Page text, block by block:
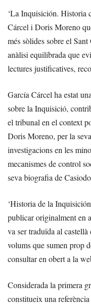
‘La Inquisición. Historia
Cárcel i Doris Moreno
més sòlides sobre el
anàlisi equilibrada que
lectures justificatives,
García Cárcel ha estat
sobre la Inquisició,
el tribunal en el context
Doris Moreno, per la
investigacions en les
mecanismes de control
seva biografia de
‘Historia de la
publicar originalment en
va ser traduïda al
volums que sumen prop
consultar en obert a la
Considerada la primera
constitueix una